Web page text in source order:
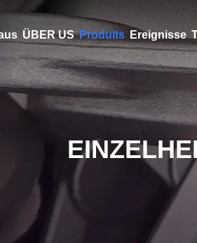
ÜBER US Produits Ereignisse